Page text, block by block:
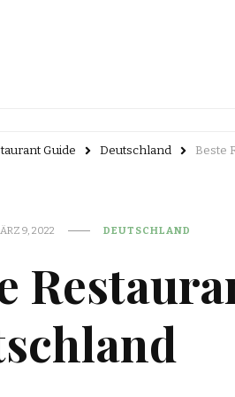
Guide Deutschland Beste
9, 2022 DEUTSCHLAND